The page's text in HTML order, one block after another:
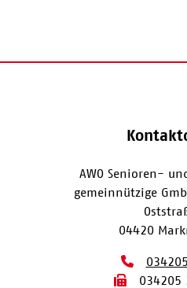
AWO Senioren-
gemeinnützige
04420
034205